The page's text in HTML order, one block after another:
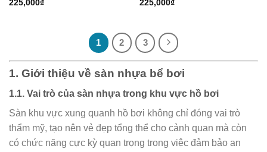
225,000₫
225,000₫
1 2 3
1. Giới thiệu về sàn nhựa bể bơi
1.1. Vai trò của sàn nhựa trong khu vực hồ bơi
Sàn khu vực xung quanh hồ bơi không chỉ đóng vai trò
thẩm mỹ, tạo nên vẻ đẹp tổng thể cho cảnh quan mà còn
có chức năng cực kỳ quan trọng trong việc đảm bảo an